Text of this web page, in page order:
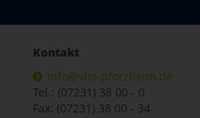
Kontakt
info@vhs-pforzheim.de
Tel.: (07231) 38 00 - 0
Fax: (07231) 38 00 - 34